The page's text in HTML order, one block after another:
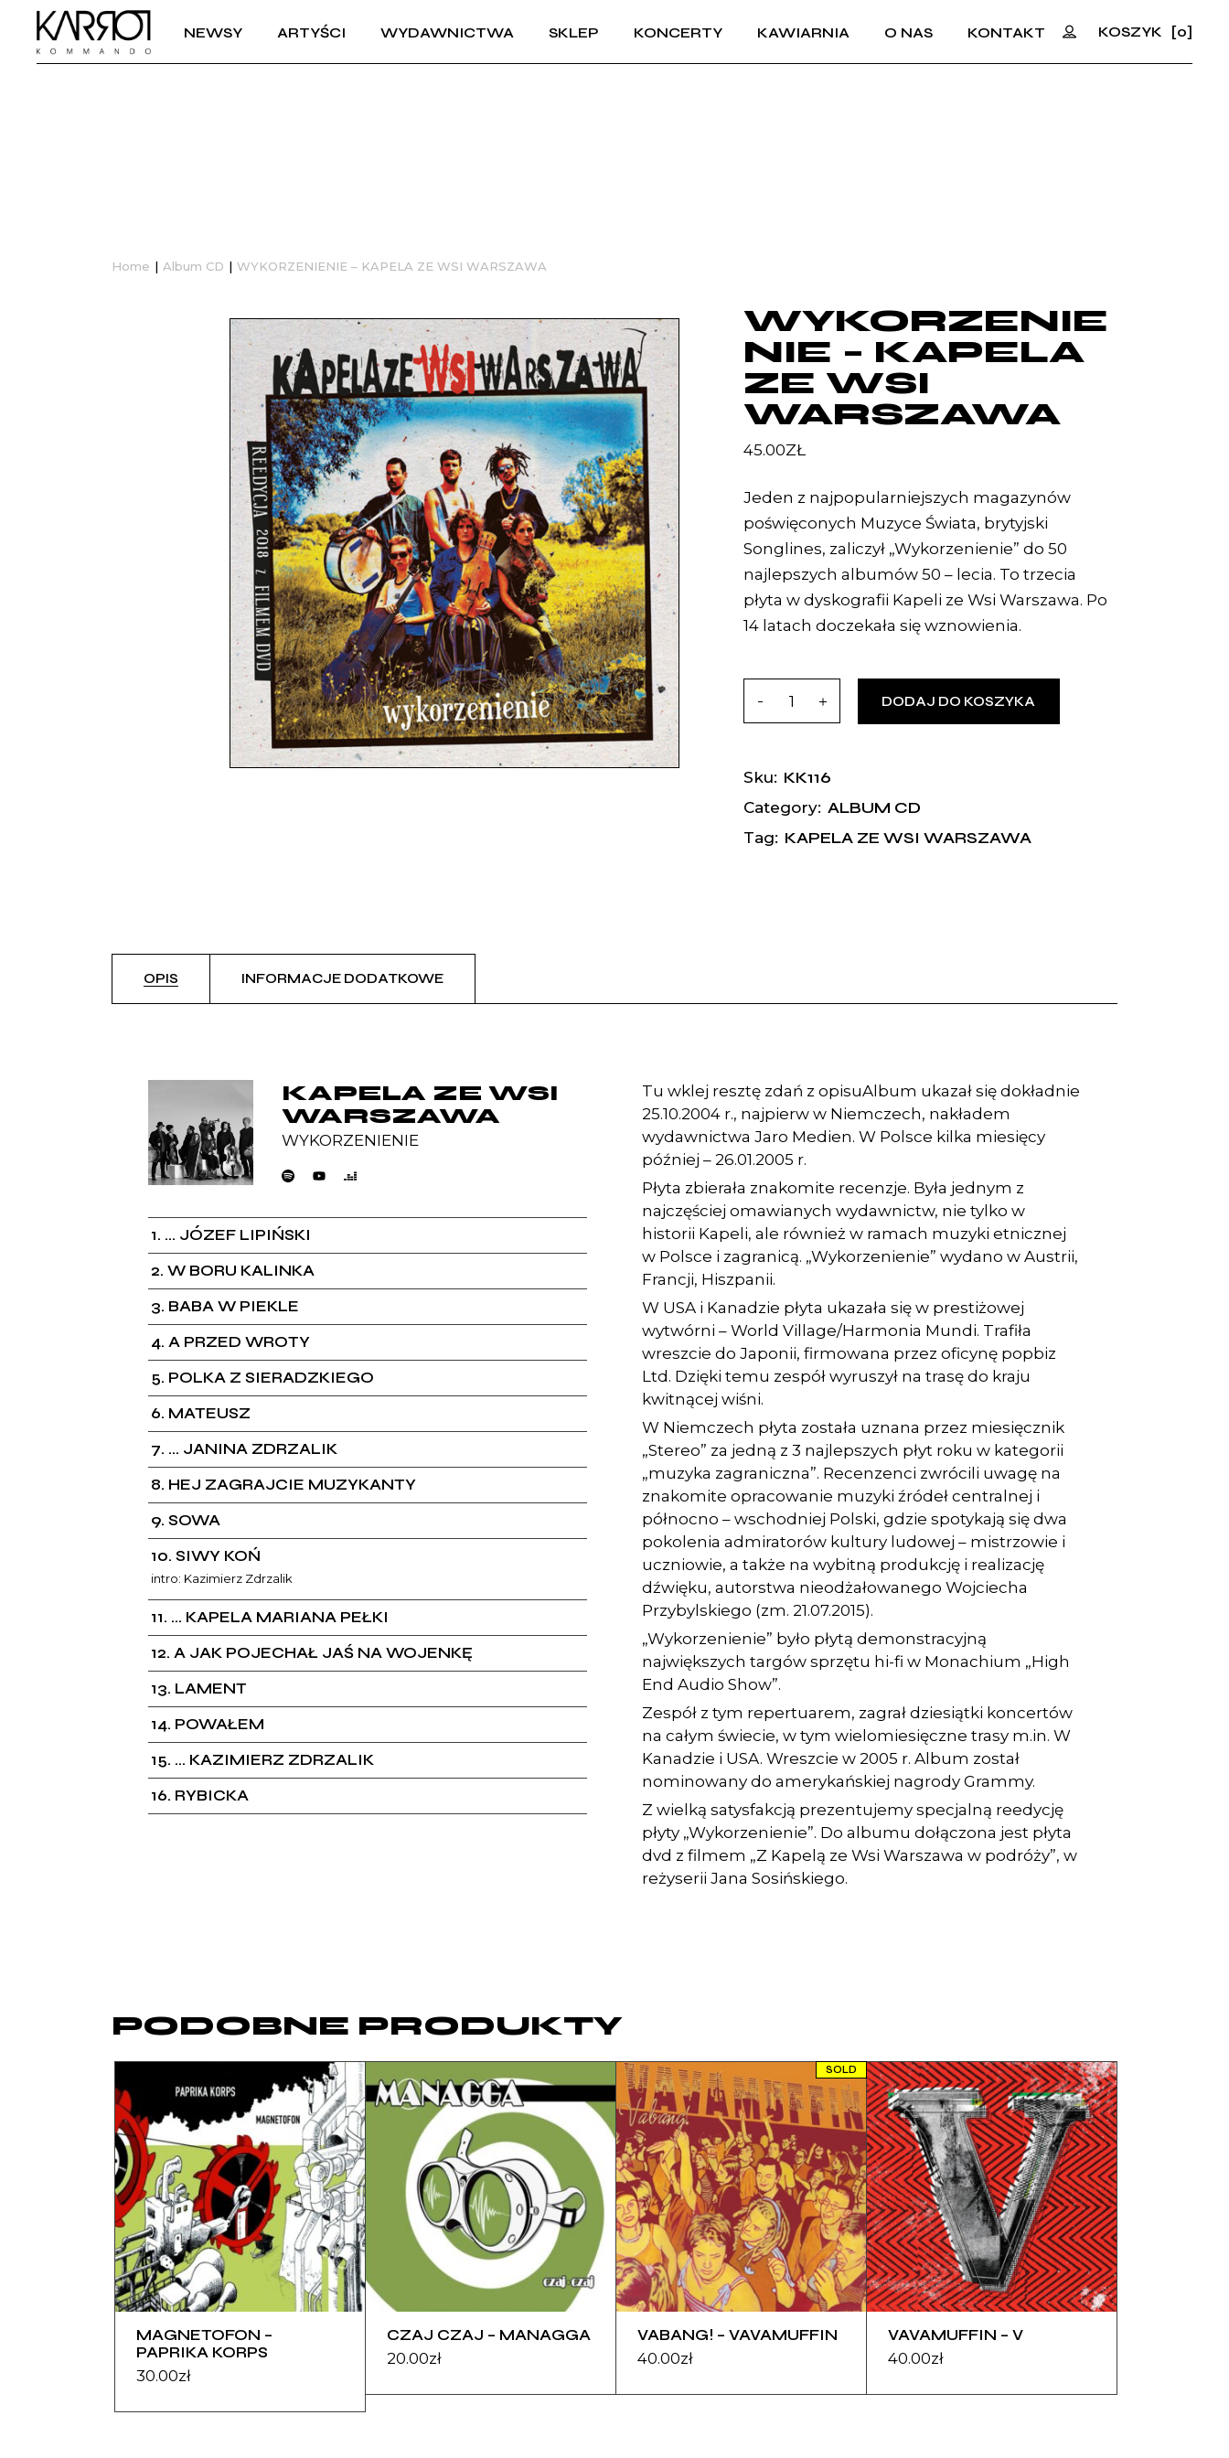
NEWSY ARTYŚCI WYDAWNICTWA SKLEP KONCERTY KAWIARNIA O NAS KONTAKT KOSZYK [0]
Home Album CD WYKORZENIENIE – KAPELA ZE WSI WARSZAWA
WYKORZENIE
NIE – KAPELA
ZE WSI
WARSZAWA
45.00ZŁ
Jeden z najpopularniejszych magazynów
poświęconych Muzyce Świata, brytyjski
Songlines, zaliczył „Wykorzenienie” do 50
najlepszych albumów 50 – lecia. To trzecia
płyta w dyskografii Kapeli ze Wsi Warszawa. Po
14 latach doczekała się wznowienia.
DODAJ DO KOSZYKA
Sku: KK116
Category: ALBUM CD
Tag: KAPELA ZE WSI WARSZAWA
OPIS INFORMACJE DODATKOWE
KAPELA ZE WSI
WARSZAWA
WYKORZENIENIE
1 ... JÓZEF LIPIŃSKI
2 W BORU KALINKA
3 BABA W PIEKLE
4 A PRZED WROTY
5 POLKA Z SIERADZKIEGO
6 MATEUSZ
7 ... JANINA ZDRZALIK
8 HEJ ZAGRAJCIE MUZYKANTY
9 SOWA
10 SIWY KOŃ
intro: Kazimierz Zdrzalik
11 ... KAPELA MARIANA PEŁKI
12 A JAK POJECHAŁ JAŚ NA WOJENKĘ
13 LAMENT
14 POWAŁEM
15 ... KAZIMIERZ ZDRZALIK
16 RYBICKA
Tu wklej resztę zdań z opisuAlbum ukazał się dokładnie
25.10.2004 r., najpierw w Niemczech, nakładem
wydawnictwa Jaro Medien. W Polsce kilka miesięcy
później – 26.01.2005 r.
Płyta zbierała znakomite recenzje. Była jednym z
najczęściej omawianych wydawnictw, nie tylko w
historii Kapeli, ale również w ramach muzyki etnicznej
w Polsce i zagranicą. „Wykorzenienie” wydano w Austrii,
Francji, Hiszpanii.
W USA i Kanadzie płyta ukazała się w prestiżowej
wytwórni – World Village/Harmonia Mundi. Trafiła
wreszcie do Japonii, firmowana przez oficynę popbiz
Ltd. Dzięki temu zespół wyruszył na trasę do kraju
kwitnącej wiśni.
W Niemczech płyta została uznana przez miesięcznik
„Stereo” za jedną z 3 najlepszych płyt roku w kategorii
„muzyka zagraniczna”. Recenzenci zwrócili uwagę na
znakomite opracowanie muzyki źródeł centralnej i
północno – wschodniej Polski, gdzie spotykają się dwa
pokolenia admiratorów kultury ludowej – mistrzowie i
uczniowie, a także na wybitną produkcję i realizację
dźwięku, autorstwa nieodżałowanego Wojciecha
Przybylskiego (zm. 21.07.2015).
„Wykorzenienie” było płytą demonstracyjną
największych targów sprzętu hi-fi w Monachium „High
End Audio Show”.
Zespół z tym repertuarem, zagrał dziesiątki koncertów
na całym świecie, w tym wielomiesięczne trasy m.in. W
Kanadzie i USA. Wreszcie w 2005 r. Album został
nominowany do amerykańskiej nagrody Grammy.
Z wielką satysfakcją prezentujemy specjalną reedycję
płyty „Wykorzenienie”. Do albumu dołączona jest płyta
dvd z filmem „Z Kapelą ze Wsi Warszawa w podróży”, w
reżyserii Jana Sosińskiego.
PODOBNE PRODUKTY
MAGNETOFON –
PAPRIKA KORPS
30.00zł
CZAJ CZAJ – MANAGGA
20.00zł
SOLD
VABANG! – VAVAMUFFIN
40.00zł
VAVAMUFFIN – V
40.00zł